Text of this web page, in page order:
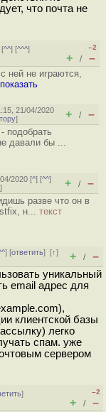
что почта не
[^^] [^^^]
–2
+ / –
ней не играются,
показать
21/04/2020
] + / –
подобрать
давали бы ...
2020 [^] [^^]
] + / –
разве что он в
н... текст
] [ответить][↑]
+ / –
уникальный
email адрес для
клиентской базы
легко
спам. уже
сервером
]
–2
+ / –